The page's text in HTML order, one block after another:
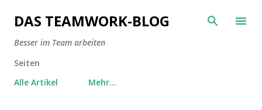
Direkt zum Hauptbereich
DAS TEAMWORK-BLOG
Besser im Team arbeiten
Seiten
Alle Artikel
Mehr…